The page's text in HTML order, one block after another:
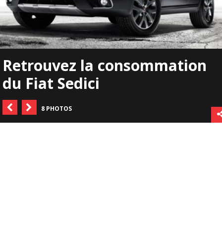
Retrouvez la consommation
du Fiat Sedici
8 PHOTOS